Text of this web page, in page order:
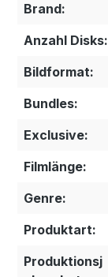
Brand:
Anzahl Disks:
Bildformat:
Bundles:
Exclusive:
Filmlänge:
Genre:
Produktart:
Produktionsj